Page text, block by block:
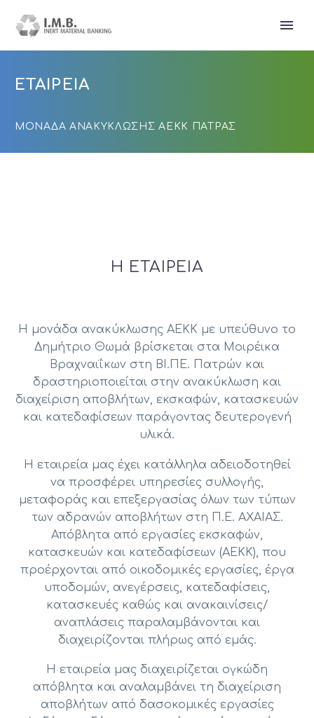
ΕΤΑΙΡΕΙΑ
ΜΟΝΑΔΑ ΑΝΑΚΥΚΛΩΣΗΣ ΑΕΚΚ ΠΑΤΡΑΣ
Η ΕΤΑΙΡΕΙΑ
Η μονάδα ανακύκλωσης ΑΕΚΚ με υπεύθυνο το
Δημήτριο Θωμά βρίσκεται στα Μοιρέικα
Βραχναιΐκων στη ΒΙ.ΠΕ. Πατρών και
δραστηριοποιείται στην ανακύκλωση και
διαχείριση αποβλήτων, εκσκαφών, κατασκευών
και κατεδαφίσεων παράγοντας δευτερογενή
υλικά.
Η εταιρεία μας έχει κατάλληλα αδειοδοτηθεί
να προσφέρει υπηρεσίες συλλογής,
μεταφοράς και επεξεργασίας όλων των τύπων
των αδρανών αποβλήτων στη Π.Ε. ΑΧΑΙΑΣ.
Απόβλητα από εργασίες εκσκαφών,
κατασκευών και κατεδαφίσεων (ΑΕΚΚ), που
προέρχονται από οικοδομικές εργασίες, έργα
υποδομών, ανεγέρσεις, κατεδαφίσεις,
κατασκευές καθώς και ανακαινίσεις/
αναπλάσεις παραλαμβάνονται και
διαχειρίζονται πλήρως από εμάς.
Η εταιρεία μας διαχειρίζεται ογκώδη
απόβλητα και αναλαμβάνει τη διαχείριση
αποβλήτων από δασοκομικές εργασίες